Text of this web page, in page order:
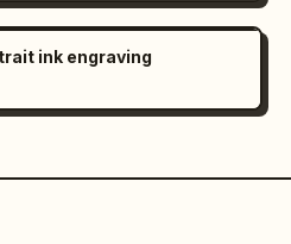
ink engraving